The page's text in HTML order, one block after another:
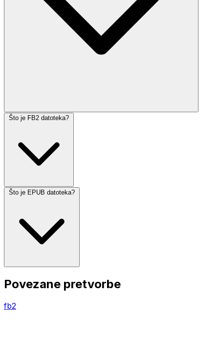
Što je FB2 datoteka?
Što je EPUB datoteka?
Povezane pretvorbe
fb2